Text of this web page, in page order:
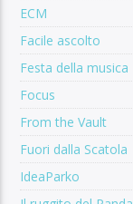
ECM
Facile ascolto
Festa della musica
Focus
From the Vault
Fuori dalla Scatola
IdeaParko